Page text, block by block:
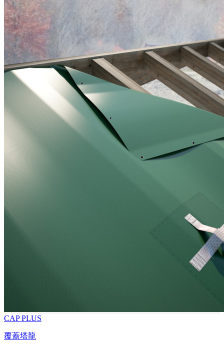
CAP PLUS
覆蓋塔龍